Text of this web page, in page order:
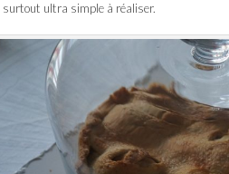
surtout ultra simple à réaliser.